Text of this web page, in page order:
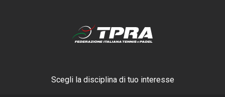
Scegli la disciplina di tuo interesse